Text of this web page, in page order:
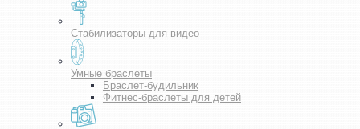
Стабилизаторы для видео
Умные браслеты
Браслет-будильник
Фитнес-браслеты для детей